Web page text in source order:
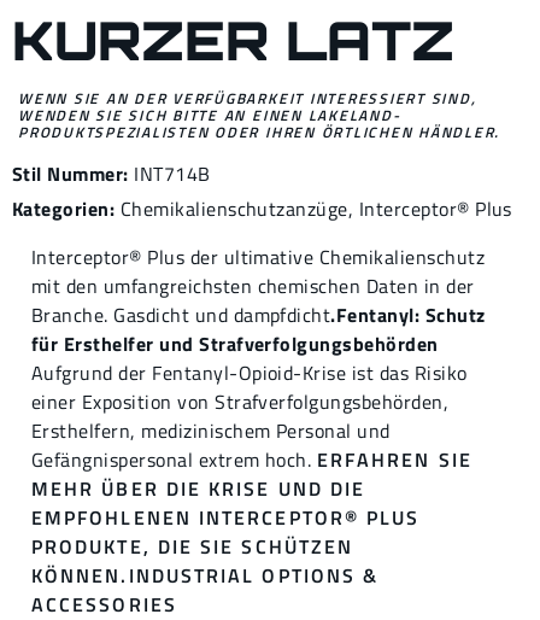
KURZER LATZ
WENN SIE AN DER VERFÜGBARKEIT INTERESSIERT SIND,
WENDEN SIE SICH BITTE AN EINEN LAKELAND-
PRODUKTSPEZIALISTEN ODER IHREN ÖRTLICHEN HÄNDLER.
Stil Nummer: INT714B
Kategorien: Chemikalienschutzanzüge, Interceptor® Plus
Interceptor® Plus der ultimative Chemikalienschutz
mit den umfangreichsten chemischen Daten in der
Branche. Gasdicht und dampfdicht.Fentanyl: Schutz
für Ersthelfer und Strafverfolgungsbehörden
Aufgrund der Fentanyl-Opioid-Krise ist das Risiko
einer Exposition von Strafverfolgungsbehörden,
Ersthelfern, medizinischem Personal und
Gefängnispersonal extrem hoch. ERFAHREN SIE
MEHR ÜBER DIE KRISE UND DIE
EMPFOHLENEN INTERCEPTOR® PLUS
PRODUKTE, DIE SIE SCHÜTZEN
KÖNNEN. INDUSTRIAL OPTIONS &
ACCESSORIES